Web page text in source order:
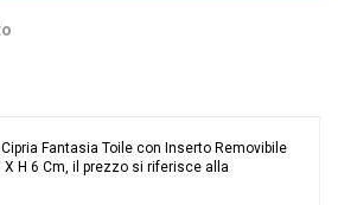
Fantasia Toile con Inserto Removibile
X H 6 Cm, il prezzo si riferisce alla